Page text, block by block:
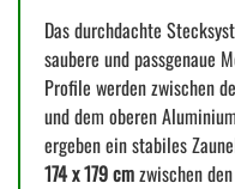
Das durchdachte
saubere und passgenaue
Profile werden zwischen
und dem oberen
ergeben ein stabiles
174 x 179 cmzwischen